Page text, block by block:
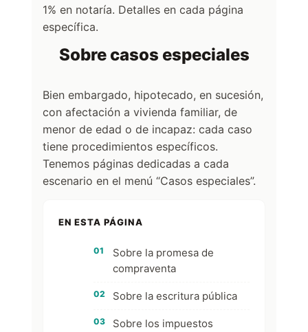
1% en notaría. Detalles en cada página
específica.
Sobre casos especiales
Bien embargado, hipotecado, en sucesión,
con afectación a vivienda familiar, de
menor de edad o de incapaz: cada caso
tiene procedimientos específicos.
Tenemos páginas dedicadas a cada
escenario en el menú “Casos especiales”.
EN ESTA PÁGINA
Sobre la promesa de
compraventa
Sobre la escritura pública
Sobre los impuestos